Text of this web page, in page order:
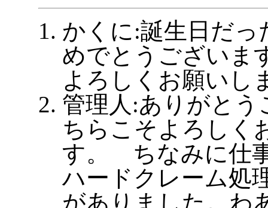
かくに:誕生日だっ
めでとうございま
よろしくお願いし
管理人:ありがとう
ちらこそよろしく
す。 ちなみに仕
ハードクレーム処
がありました。わ